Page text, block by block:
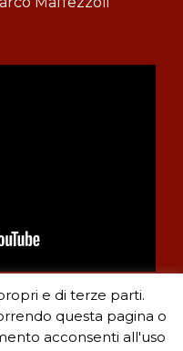
e di terze parti.
questa pagina o
acconsenti all'uso